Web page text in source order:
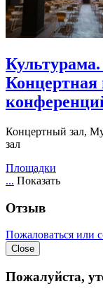
Концертная
Концертный зал,
зал
Площадки
... Показать
Отзыв
Пожаловаться или
Close
Пожалуйста,